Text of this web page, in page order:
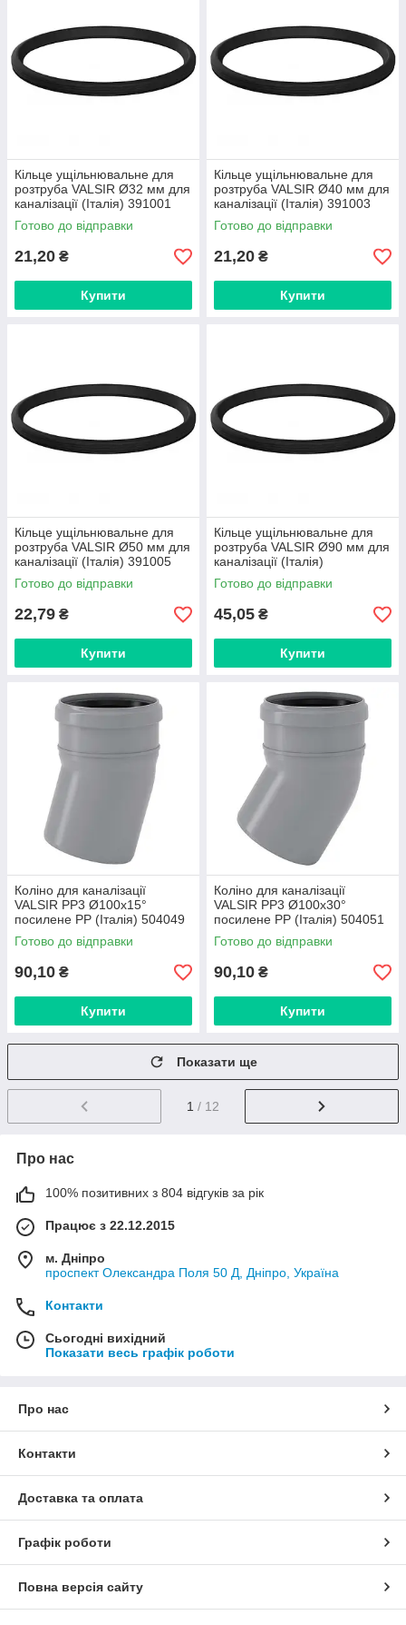
Кільце ущільнювальне для
розтруба VALSIR Ø32 мм для
каналізації (Італія) 391001
Готово до відправки
21,20 ₴
Купити
Кільце ущільнювальне для
розтруба VALSIR Ø40 мм для
каналізації (Італія) 391003
Готово до відправки
21,20 ₴
Купити
Кільце ущільнювальне для
розтруба VALSIR Ø50 мм для
каналізації (Італія) 391005
Готово до відправки
22,79 ₴
Купити
Кільце ущільнювальне для
розтруба VALSIR Ø90 мм для
каналізації (Італія)
VS0391013
Готово до відправки
45,05 ₴
Купити
Коліно для каналізації
VALSIR PP3 Ø100х15°
посилене PP (Італія) 504049
Готово до відправки
90,10 ₴
Купити
Коліно для каналізації
VALSIR PP3 Ø100х30°
посилене PP (Італія) 504051
Готово до відправки
90,10 ₴
Купити
Показати ще
1 / 12
Про нас
100% позитивних з 804 відгуків за рік
Працює з 22.12.2015
м. Дніпро
проспект Олександра Поля 50 Д, Дніпро, Україна
Контакти
Сьогодні вихідний
Показати весь графік роботи
Про нас
Контакти
Доставка та оплата
Графік роботи
Повна версія сайту